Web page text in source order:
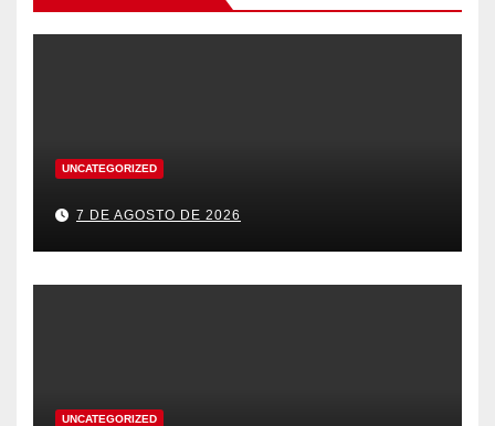
UNCATEGORIZED
7 DE AGOSTO DE 2026
UNCATEGORIZED